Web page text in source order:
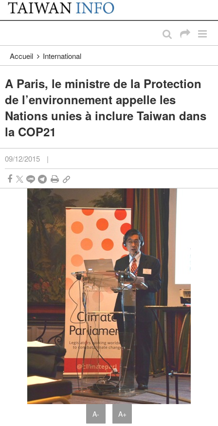
Passer au contenu principal
:::
Accueil International
A Paris, le ministre de la Protection
de l’environnement appelle les
Nations unies à inclure Taiwan dans
la COP21
09/12/2015 |
A- A+